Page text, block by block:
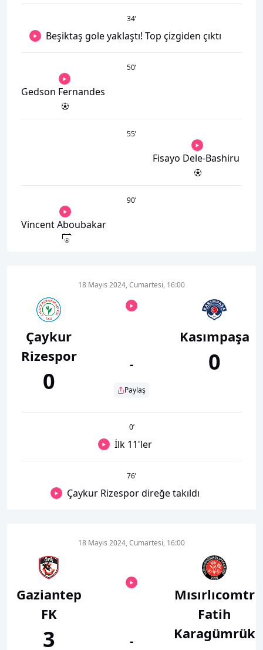
34’
Beşiktaş gole yaklaştı! Top çizgiden çıktı
50’
Gedson Fernandes
55’
Fisayo Dele-Bashiru
90’
Vincent Aboubakar
Çaykur
Rizespor
0
18 Mayıs 2024, Cumartesi, 16:00
-
Paylaş
Kasımpaşa
0
0’
İlk 11'ler
76’
Çaykur Rizespor direğe takıldı
Gaziantep
FK
3
18 Mayıs 2024, Cumartesi, 16:00
-
Mısırlıcomtr
Fatih
Karagümrük